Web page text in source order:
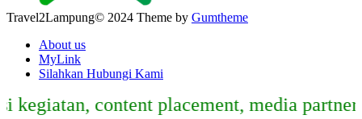
Travel2Lampung© 2024 Theme by Gumtheme
About us
MyLink
Silahkan Hubungi Kami
content placement, media partner,